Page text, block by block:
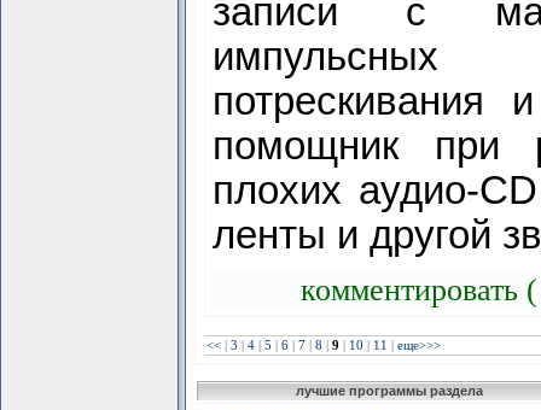
записи с
потрескивания
помощник при
плохих аудио-
ленты и другой
комментировать
<<| 3 4 5 6 7 8 9 10 11 еще>>>
лучшие программы раздела